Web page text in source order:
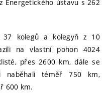
z Energetického ústavu s 262
37 kolegů a kolegyň z 10
na vlastní pohon 4024
přes 2600 km, dále se
naběhali téměř 750 km,
600 km.